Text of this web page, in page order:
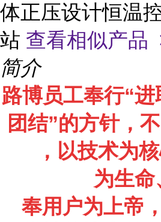
体正压设计恒温
站 查看相似产品
简介
路博员工奉行“进
团结”的方针，
，以技术为
为生命
奉用户为上帝